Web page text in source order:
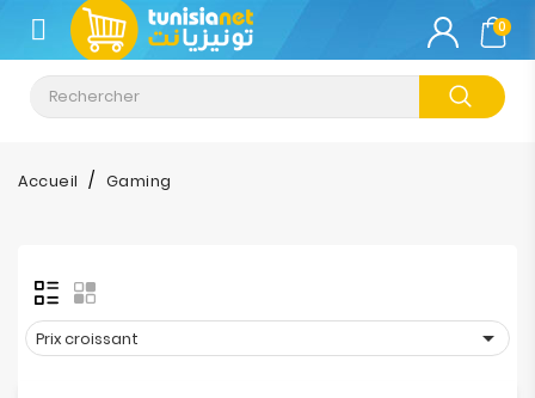
CATÉGORIE
Climatisation
Informatique
Tablette
Impression
0
Accueil Gaming
Prix croissant 